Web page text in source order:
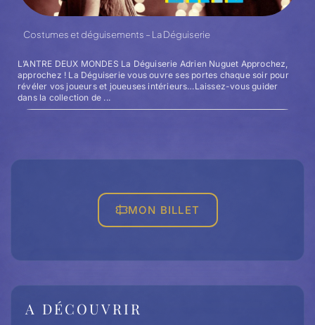
Costumes et déguisements – La Déguiserie
L’ANTRE DEUX MONDES La Déguiserie Adrien Nuguet Approchez,
approchez ! La Déguiserie vous ouvre ses portes chaque soir pour
révéler vos joueurs et joueuses intérieurs…Laissez-vous guider
dans la collection de ...
MON BILLET
A DÉCOUVRIR